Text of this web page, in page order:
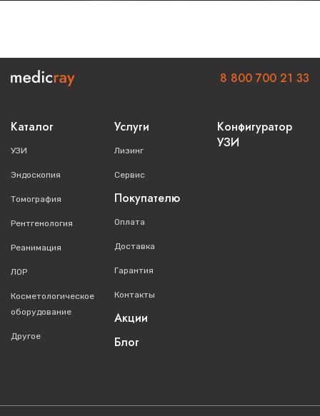
Каталог
УЗИ
Эндоскопия
Томография
Рентгенология
Реанимация
ЛОР
Косметологическое
оборудование
Другое
Услуги
Лизинг
Сервис
Покупателю
Оплата
Доставка
Гарантия
Контакты
Акции
Блог
Конфигуратор
УЗИ
8 800 700 21 33